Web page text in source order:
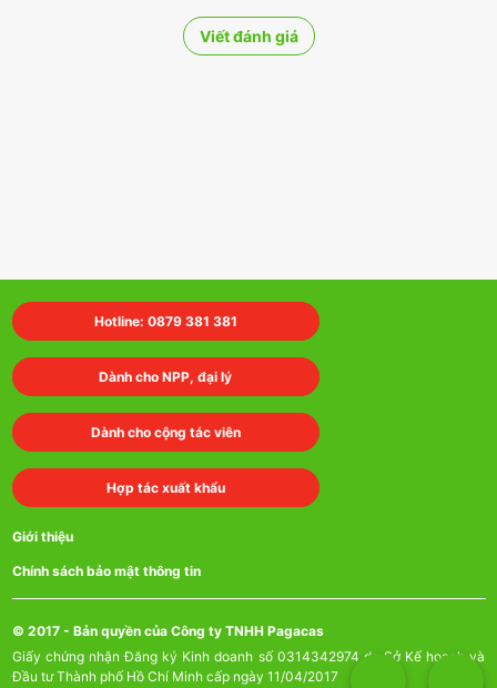
Viết đánh giá
Hotline: 0879 381 381
Dành cho NPP, đại lý
Dành cho cộng tác viên
Hợp tác xuất khẩu
Giới thiệu
Chính sách bảo mật thông tin
© 2017 - Bản quyền của Công ty TNHH Pagacas
Giấy chứng nhận Đăng ký Kinh doanh số 0314342974 do Sở Kế hoạch và
Đầu tư Thành phố Hồ Chí Minh cấp ngày 11/04/2017